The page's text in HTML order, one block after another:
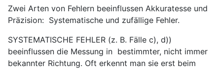
Zwei Arten von Fehlern beeinflussen Akkuratesse und
Präzision: Systematische und zufällige Fehler.
SYSTEMATISCHE FEHLER (z. B. Fälle c), d))
beeinflussen die Messung in bestimmter, nicht immer
bekannter Richtung. Oft erkennt man sie erst beim